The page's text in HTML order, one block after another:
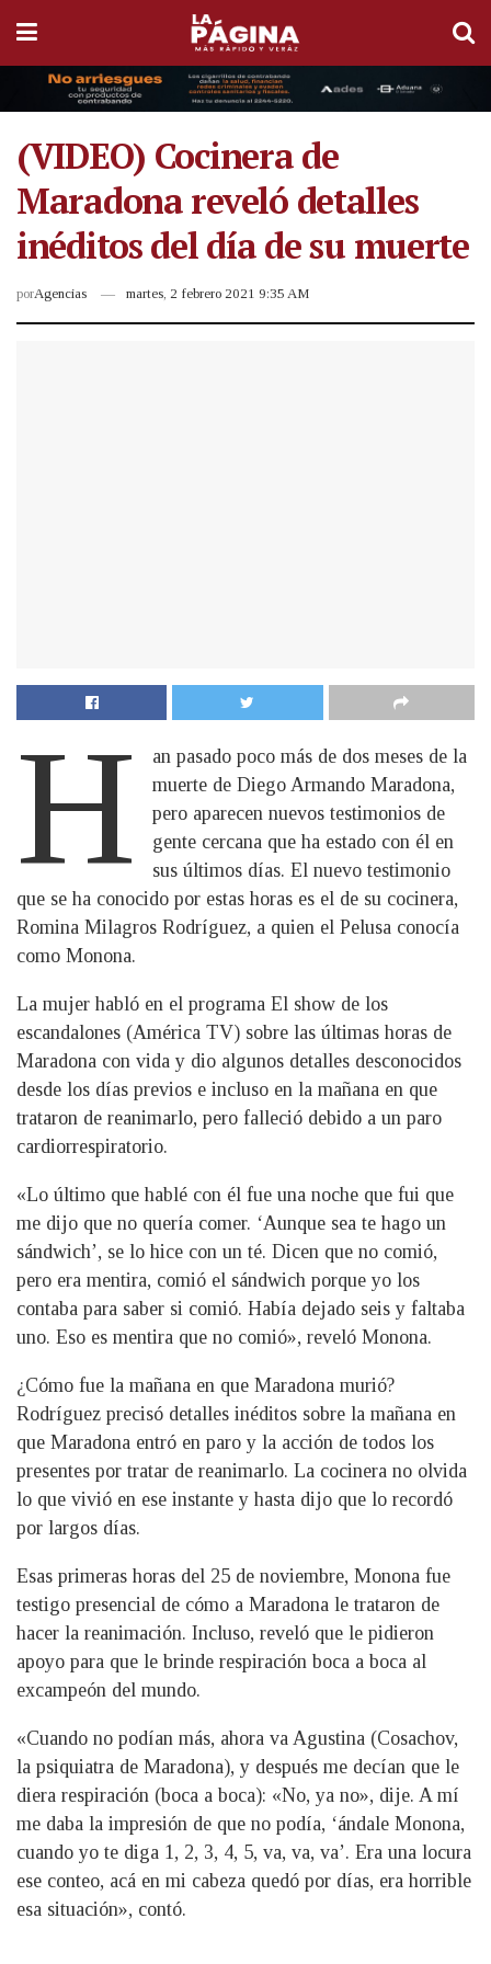
(VIDEO) Cocinera de
Maradona reveló detalles
inéditos del día de su muerte
porAgencias martes, 2 febrero 2021 9:35 AM
H
an pasado poco más de dos meses de la
muerte de Diego Armando Maradona,
pero aparecen nuevos testimonios de
gente cercana que ha estado con él en
sus últimos días. El nuevo testimonio
que se ha conocido por estas horas es el de su cocinera,
Romina Milagros Rodríguez, a quien el Pelusa conocía
como Monona.
La mujer habló en el programa El show de los
escandalones (América TV) sobre las últimas horas de
Maradona con vida y dio algunos detalles desconocidos
desde los días previos e incluso en la mañana en que
trataron de reanimarlo, pero falleció debido a un paro
cardiorrespiratorio.
«Lo último que hablé con él fue una noche que fui que
me dijo que no quería comer. ‘Aunque sea te hago un
sándwich’, se lo hice con un té. Dicen que no comió,
pero era mentira, comió el sándwich porque yo los
contaba para saber si comió. Había dejado seis y faltaba
uno. Eso es mentira que no comió», reveló Monona.
¿Cómo fue la mañana en que Maradona murió?
Rodríguez precisó detalles inéditos sobre la mañana en
que Maradona entró en paro y la acción de todos los
presentes por tratar de reanimarlo. La cocinera no olvida
lo que vivió en ese instante y hasta dijo que lo recordó
por largos días.
Esas primeras horas del 25 de noviembre, Monona fue
testigo presencial de cómo a Maradona le trataron de
hacer la reanimación. Incluso, reveló que le pidieron
apoyo para que le brinde respiración boca a boca al
excampeón del mundo.
«Cuando no podían más, ahora va Agustina (Cosachov,
la psiquiatra de Maradona), y después me decían que le
diera respiración (boca a boca): «No, ya no», dije. A mí
me daba la impresión de que no podía, ‘ándale Monona,
cuando yo te diga 1, 2, 3, 4, 5, va, va, va’. Era una locura
ese conteo, acá en mi cabeza quedó por días, era horrible
esa situación», contó.